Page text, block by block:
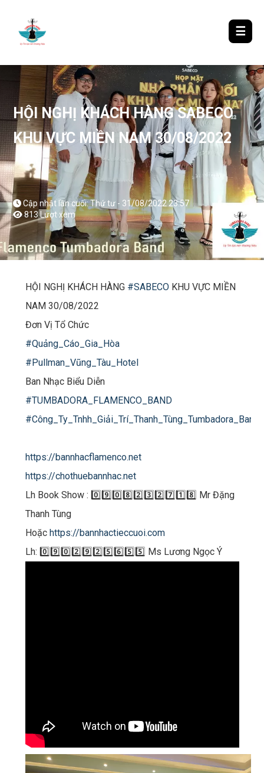
☰
HỘI NGHỊ KHÁCH HÀNG SABECO
KHU VỰC MIỀN NAM 30/08/2022
Cập nhật lần cuối: Thứ tư - 31/08/2022 23:57
813 Lượt xem
HỘI NGHỊ KHÁCH HÀNG #SABECOKHU VỰC MIỀN
NAM 30/08/2022
Đơn Vị Tổ Chức
#Quảng_Cáo_Gia_Hòa
#Pullman_Vũng_Tàu_Hotel
Ban Nhạc Biểu Diễn
#TUMBADORA_FLAMENCO_BAND​​​
#Công_Ty_Tnhh_Giải_Trí_Thanh_Tùng_Tumbadora_Band​​​
https://bannhacflamenco.net​​​
https://chothuebannhac.net​​​
Lh Book Show : 0️⃣9️⃣0️⃣8️⃣2️⃣3️⃣2️⃣7️⃣1️⃣8️⃣ Mr Đặng
Thanh Tùng
Hoặc https://bannhactieccuoi.com​​​
Lh: 0️⃣9️⃣0️⃣2️⃣9️⃣2️⃣5️⃣6️⃣5️⃣5️⃣ Ms Lương Ngọc Ý